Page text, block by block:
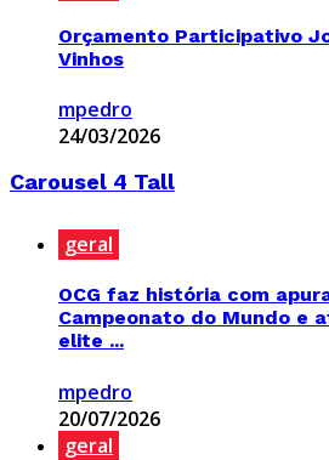
Orçamento Participativo
Vinhos
mpedro
24/03/2026
Carousel 4 Tall
geral
OCG faz história com
Campeonato do Mundo e
elite ...
mpedro
20/07/2026
geral